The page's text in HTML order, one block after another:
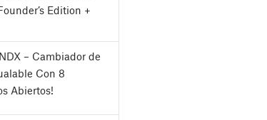
Edition +
– Cambiador de
Con 8
Abiertos!